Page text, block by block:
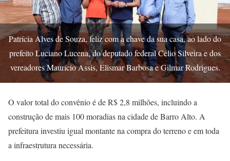
Patrícia Alves de Souza, feliz com a chave da sua casa, ao lado do
prefeito Luciano Lucena, do deputado federal Célio Silveira e dos
vereadores Maurício Assis, Elismar Barbosa e Gilmar Rodrigues.
O valor total do convênio é de R$ 2,8 milhões, incluindo a
construção de mais 100 moradias na cidade de Barro Alto. A
prefeitura investiu igual montante na compra do terreno e em toda
a infraestrutura necessária.